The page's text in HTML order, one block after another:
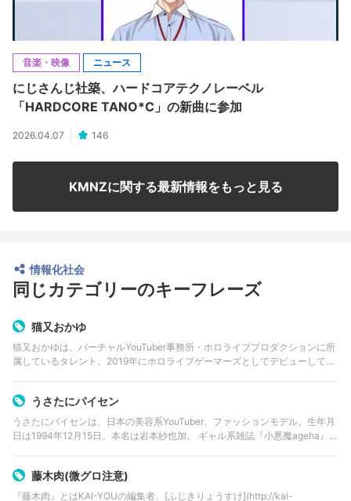
音楽・映像 ニュース
にじさんじ社築、ハードコアテクノレーベル
「HARDCORE TANO*C」の新曲に参加
2026.04.07 146
KMNZに関する最新情報をもっと見る
情報化社会
同じカテゴリーのキーフレーズ
猫又おかゆ
猫又おかゆは、バーチャルYouTuber事務所・ホロライブプロダクションに所
属しているタレント。2019年にホロライブゲーマーズとしてデビューしてお
うさたにパイセン
うさたにパイセンは、日本の美容系YouTuber、ファッションモデル。生年月
日は1994年12月15日。本名は岩本紗也加。 ギャル系雑誌『小悪魔ageha』の
藤木肉(微グロ注意)
『藤木肉』とはKAI-YOUの編集者、[ふじきりょうすけ](http://kai-